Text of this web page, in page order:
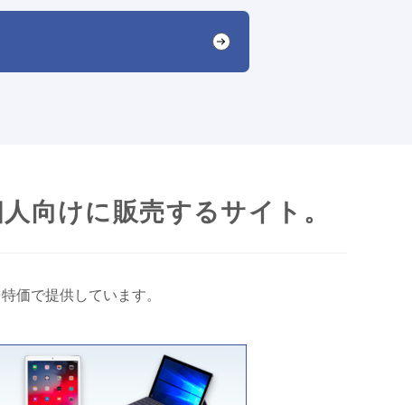
向けに販売するサイト。
価で提供しています。